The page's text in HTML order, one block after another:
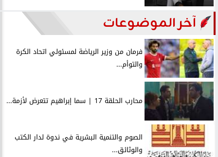
آخر الموضوعات
فرمان من وزير الرياضة لمسئولي اتحاد الكرة
والتوأم...
محارب الحلقة 17 | سما إبراهيم تتعرض لأزمة...
الصوم والتنمية البشرية في ندوة لدار الكتب
والوثائق...